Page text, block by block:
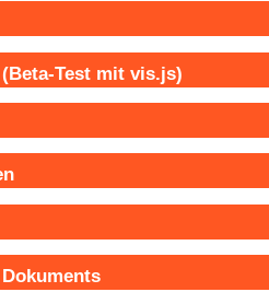
(Beta-Test mit vis.js)